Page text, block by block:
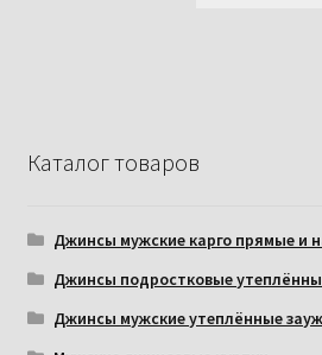
Каталог товаров
Джинсы мужские карго прямые и
Джинсы подростковые
Джинсы мужские утеплённые